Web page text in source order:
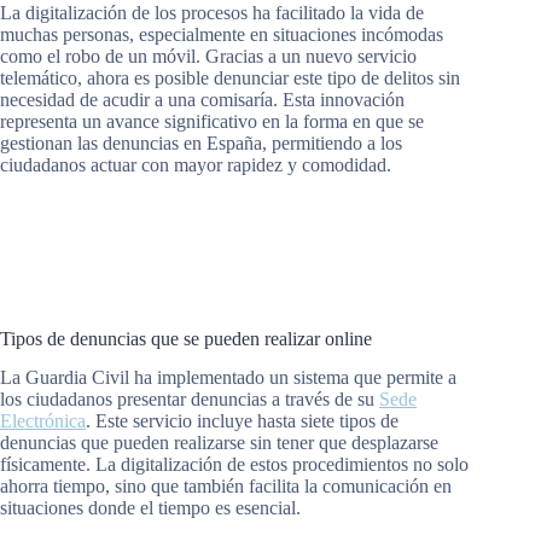
La digitalización de los procesos ha facilitado la vida de
muchas personas, especialmente en situaciones incómodas
como el robo de un móvil. Gracias a un nuevo servicio
telemático, ahora es posible denunciar este tipo de delitos sin
necesidad de acudir a una comisaría. Esta innovación
representa un avance significativo en la forma en que se
gestionan las denuncias en España, permitiendo a los
ciudadanos actuar con mayor rapidez y comodidad.
Tipos de denuncias que se pueden realizar online
La Guardia Civil ha implementado un sistema que permite a
los ciudadanos presentar denuncias a través de su Sede
Electrónica. Este servicio incluye hasta siete tipos de
denuncias que pueden realizarse sin tener que desplazarse
físicamente. La digitalización de estos procedimientos no solo
ahorra tiempo, sino que también facilita la comunicación en
situaciones donde el tiempo es esencial.